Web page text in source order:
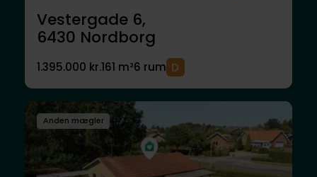
Vestergade 6,
6430 Nordborg
1.395.000 kr.161 m²6 rum
Anden mægler